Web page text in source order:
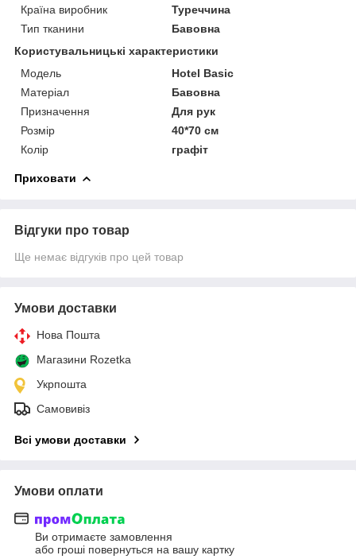
Країна виробник
Туреччина
Тип тканини
Бавовна
Користувальницькі характеристики
Мoдель
Hotel Basic
Матеріал
Бавовна
Призначення
Для рук
Розмір
40*70 см
Колір
графіт
Приховати
Відгуки про товар
Ще немає відгуків про цей товар
Умови доставки
Нова Пошта
Магазини Rozetka
Укрпошта
Самовивіз
Всі умови доставки
Умови оплати
Ви отримаєте замовлення
або гроші повернуться на вашу картку